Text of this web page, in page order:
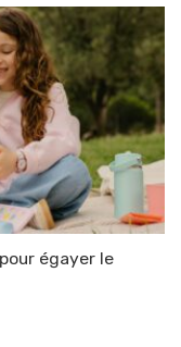
égayer le